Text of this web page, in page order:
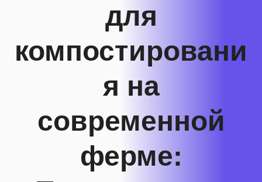
для
компостировани
я на
современной
ферме: